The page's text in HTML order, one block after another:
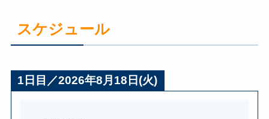
スケジュール
1日目／2026年8月18日(火)